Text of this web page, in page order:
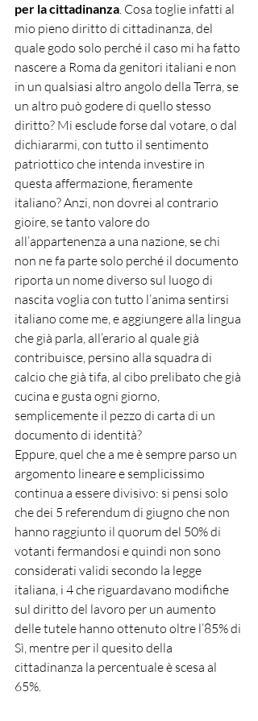
per la cittadinanza. Cosa toglie infatti al
mio pieno diritto di cittadinanza, del
quale godo solo perché il caso mi ha fatto
nascere a Roma da genitori italiani e non
in un qualsiasi altro angolo della Terra, se
un altro può godere di quello stesso
diritto? Mi esclude forse dal votare, o dal
dichiararmi, con tutto il sentimento
patriottico che intenda investire in
questa affermazione, fieramente
italiano? Anzi, non dovrei al contrario
gioire, se tanto valore do
all’appartenenza a una nazione, se chi
non ne fa parte solo perché il documento
riporta un nome diverso sul luogo di
nascita voglia con tutto l’anima sentirsi
italiano come me, e aggiungere alla lingua
che già parla, all’erario al quale già
contribuisce, persino alla squadra di
calcio che già tifa, al cibo prelibato che già
cucina e gusta ogni giorno,
semplicemente il pezzo di carta di un
documento di identità?
Eppure, quel che a me è sempre parso un
argomento lineare e semplicissimo
continua a essere divisivo: si pensi solo
che dei 5 referendum di giugno che non
hanno raggiunto il quorum del 50% di
votanti fermandosi e quindi non sono
considerati validi secondo la legge
italiana, i 4 che riguardavano modifiche
sul diritto del lavoro per un aumento
delle tutele hanno ottenuto oltre l’85% di
Sì, mentre per il quesito della
cittadinanza la percentuale è scesa al
65%.